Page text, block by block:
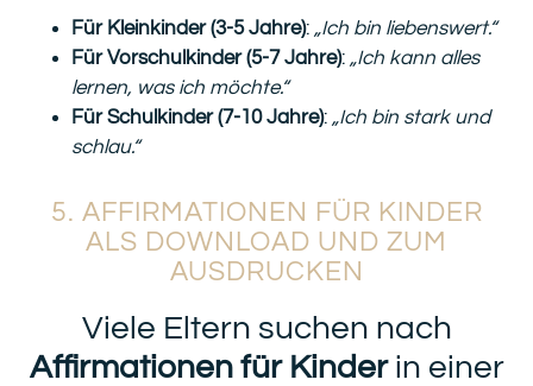
Für Kleinkinder (3-5 Jahre): „Ich bin liebenswert.“
Für Vorschulkinder (5-7 Jahre): „Ich kann alles
lernen, was ich möchte.“
Für Schulkinder (7-10 Jahre): „Ich bin stark und
schlau.“
5. AFFIRMATIONEN FÜR KINDER
ALS DOWNLOAD UND ZUM
AUSDRUCKEN
Viele Eltern suchen nach
Affirmationen für Kinderin einer